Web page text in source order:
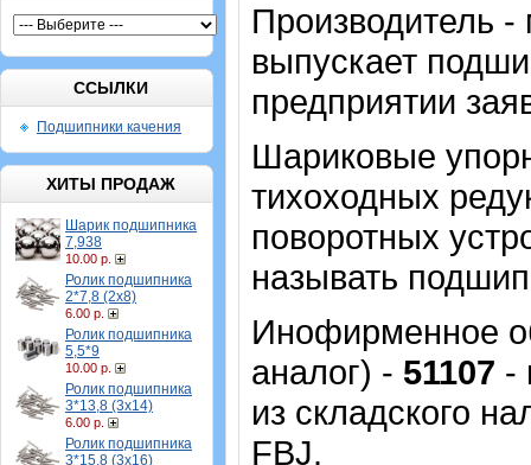
ССЫЛКИ
Подшипники качения
ХИТЫ ПРОДАЖ
Шарик подшипника
7,938
10.00 р.
Ролик подшипника
2*7,8 (2х8)
6.00 р.
Ролик подшипника
5,5*9
10.00 р.
Ролик подшипника
3*13,8 (3х14)
6.00 р.
Ролик подшипника
3*15,8 (3х16)
Производитель
выпускает
предприятии
Шариковые
тихоходных
поворотных
называть
Инофирменное
аналог) - 51107 -
из складского
FBJ.